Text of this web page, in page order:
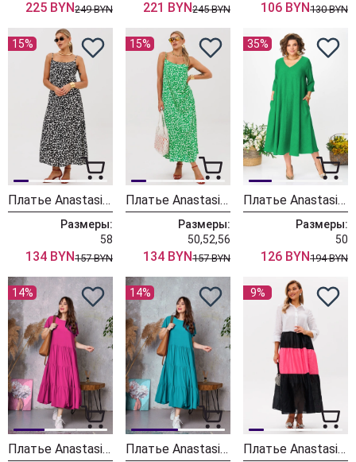
225 BYN249 BYN 221 BYN245 BYN 106 BYN130 BYN
15%
Платье Anastasia 1250 черно-белый
Размеры:
58
134 BYN157 BYN
15%
Платье Anastasia 1250 зелено-белый
Размеры:
50,52,56
134 BYN157 BYN
35%
Платье Anastasia 1005-2 зеленый
Размеры:
50
126 BYN194 BYN
14%
Платье Anastasia 1218 малина
14%
Платье Anastasia 1218 изумрудный
9%
Платье Anastasia 1241-1 бело-розово-черный